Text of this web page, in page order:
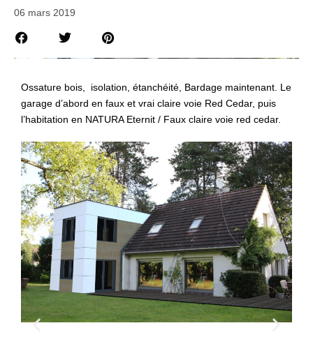
06 mars 2019
Ossature bois, isolation, étanchéité, Bardage maintenant. Le
garage d’abord en faux et vrai claire voie Red Cedar, puis
l’habitation en NATURA Eternit / Faux claire voie red cedar.